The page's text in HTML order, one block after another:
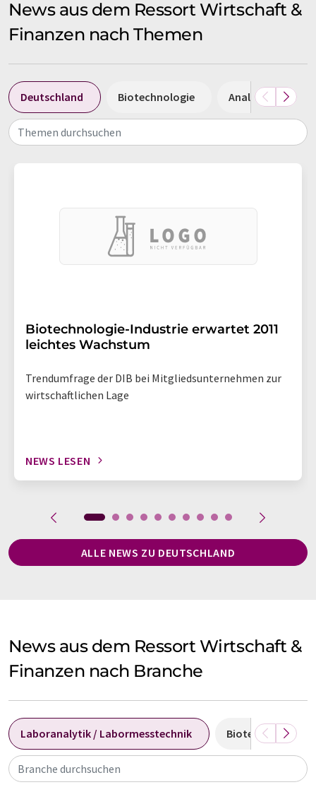
News aus dem Ressort Wirtschaft &
Finanzen nach Themen
Deutschland Biotechnologie Analytik
Themen durchsuchen
Biotechnologie-Industrie erwartet 2011
leichtes Wachstum
Trendumfrage der DIB bei Mitgliedsunternehmen zur
wirtschaftlichen Lage
NEWS LESEN
ALLE NEWS ZU DEUTSCHLAND
News aus dem Ressort Wirtschaft &
Finanzen nach Branche
Laboranalytik / Labormesstechnik Biotechnologie
Branche durchsuchen